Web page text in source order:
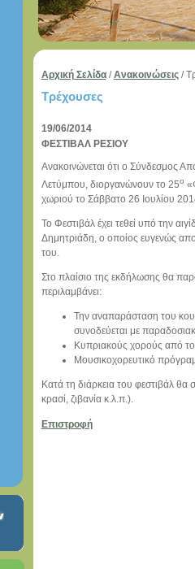
Αρχική Σελίδα/Ανακοινώσεις/
Τρέχουσες
19/06/2014
ΦΕΣΤΙΒΑΛ ΡΕΣΙΟΥ
Ανακοινώνεται ότι ο Σύνδεσμος
Λετύμπου, διοργανώνουν το 25ο
χωριού το Σάββατο 26 Ιουλίου
Το Φεστιβάλ έχει τεθεί υπό την
Δημητριάδη, ο οποίος ευγενώς
του.
Στο πλαίσιο της εκδήλωσης θα
περιλαμβάνει:
Την αναπαράσταση του
συνοδεύεται με
Κυπριακούς χορούς από
Μουσικοχορευτικό
Κατά τη διάρκεια του φεστιβάλ θα
κρασί, ζιβανία κ.λ.π.).
Επιστροφή